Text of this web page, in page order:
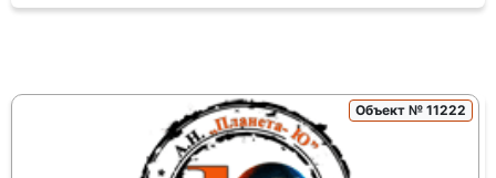
Объект № 11222